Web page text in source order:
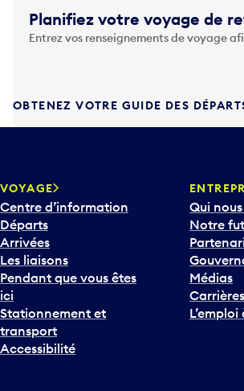
y
e
z
r
u
c
h
e
F
l
c
h
e
Planifiez votre voyage de
Entrez vos renseignements de voyage
OBTENEZ VOTRE GUIDE DES
VOYAGE
Centre d’information
Départs
Arrivées
Les liaisons
Pendant que vous êtes
ici
Stationnement et
transport
Accessibilité
Qui
Notre
Médias
Carrières